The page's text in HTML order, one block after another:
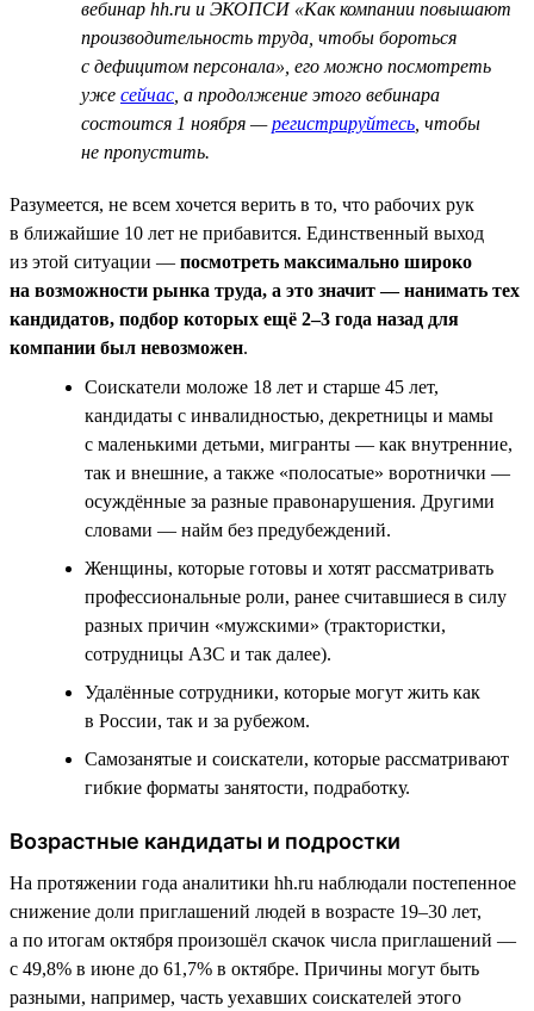
вебинар hh.ru и ЭКОПСИ «Как компании повышают
производительность труда, чтобы бороться
с дефицитом персонала», его можно посмотреть
уже сейчас , а продолжение этого вебинара
состоится 1 ноября —регистрируйтесь , чтобы
не пропустить.
Разумеется, не всем хочется верить в то, что рабочих рук
в ближайшие 10 лет не прибавится. Единственный выход
из этой ситуации — посмотреть максимально широко
на возможности рынка труда, а это значит — нанимать тех
кандидатов, подбор которых ещё 2–3 года назад для
компании был невозможен.
Соискатели моложе 18 лет и старше 45 лет,
кандидаты с инвалидностью, декретницы и мамы
с маленькими детьми, мигранты — как внутренние,
так и внешние, а также «полосатые» воротнички —
осуждённые за разные правонарушения. Другими
словами — найм без предубеждений.
Женщины, которые готовы и хотят рассматривать
профессиональные роли, ранее считавшиеся в силу
разных причин «мужскими» (трактористки,
сотрудницы АЗС и так далее).
Удалённые сотрудники, которые могут жить как
в России, так и за рубежом.
Самозанятые и соискатели, которые рассматривают
гибкие форматы занятости, подработку.
Возрастные кандидаты и подростки
На протяжении года аналитики hh.ru наблюдали постепенное
снижение доли приглашений людей в возрасте 19–30 лет,
а по итогам октября произошёл скачок числа приглашений —
с 49,8% в июне до 61,7% в октябре. Причины могут быть
разными, например, часть уехавших соискателей этого